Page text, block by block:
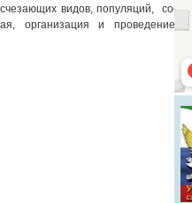
видов, популяций,
организация и проведение